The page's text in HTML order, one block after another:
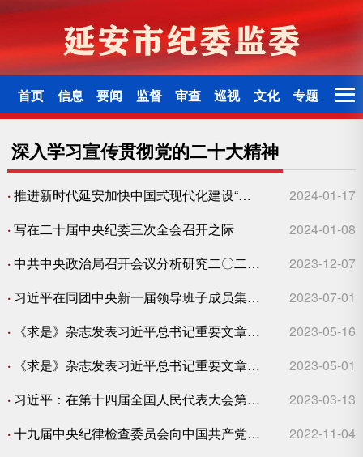
首页 信息 要闻 监督 审查 巡视 文化 专题
深入学习宣传贯彻党的二十大精神
2024-01-17
·推进新时代延安加快中国式现代化建设“一六四”工作布局突破起势 为奋力谱写陕西新篇争做西部示范增新光添浓彩
2024-01-08
·写在二十届中央纪委三次全会召开之际
2023-12-07
·中共中央政治局召开会议分析研究二〇二四年经济工作 研究部署党风廉政建设和反腐败工作 审议《中国共产党纪律处分条例》 中共中央总书记习近平主持会议
2023-07-01
·习近平在同团中央新一届领导班子成员集体谈话时强调 切实肩负起新时代新征程党赋予的使命任务 充分激发广大青年在中国式现代化建设中挺膺担当
2023-05-16
·《求是》杂志发表习近平总书记重要文章：在二十届中央政治局第四次集体学习时的讲话
2023-05-01
·《求是》杂志发表习近平总书记重要文章:在学习贯彻习近平新时代中国特色社会主义思想主题教育工作会议上的讲话
2023-03-13
·习近平：在第十四届全国人民代表大会第一次会议上的讲话
2022-11-04
·十九届中央纪律检查委员会向中国共产党第二十次全国代表大会的工作报告